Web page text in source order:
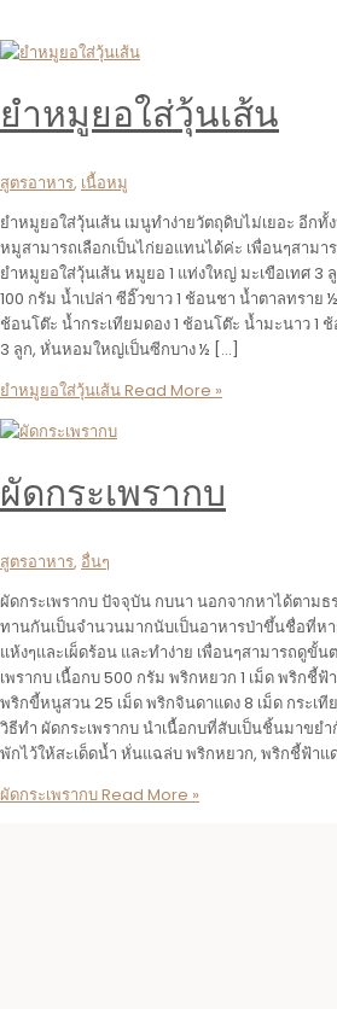
ยำหมูยอใส่วุ้นเส้น
สูตรอาหาร, เนื้อหมู
ยำหมูยอใส่วุ้นเส้น เมนูทำง่ายวัตถุดิบไม่เยอะ อี
หมูสามารถเลือกเป็นไก่ยอแทนได้ค่ะ เพื่อนๆสาม
ยำหมูยอใส่วุ้นเส้น หมูยอ 1 แท่งใหญ่ มะเขือเทศ
100 กรัม น้ำเปล่า ซีอิ๊วขาว 1 ช้อนชา น้ำตาลทรา
ช้อนโต๊ะ น้ำกระเทียมดอง 1 ช้อนโต๊ะ น้ำมะนาว 1
3 ลูก, หั่นหอมใหญ่เป็นซีกบาง ½ […]
ยำหมูยอใส่วุ้นเส้นRead More »
ผัดกระเพรากบ
สูตรอาหาร, อื่นๆ
ผัดกระเพรากบ ปัจจุบัน กบนา นอกจากหาได้ตาม
ทานกันเป็นจำนวนมากนับเป็นอาหารป่าขึ้นชื่อที่ห
แห้งๆและเผ็ดร้อน และทำง่าย เพื่อนๆสามารถดูขั้
เพรากบ เนื้อกบ 500 กรัม พริกหยวก 1 เม็ด พริกชี้ฟ้
พริกขี้หนูสวน 25 เม็ด พริกจินดาแดง 8 เม็ด กระเ
วิธีทำ ผัดกระเพรากบ นำเนื้อกบที่สับเป็นชิ้นมาขย
พักไว้ให้สะเด็ดน้ำ หั่นแฉล่บ พริกหยวก, พริกชี้ฟ้าแ
ผัดกระเพรากบRead More »